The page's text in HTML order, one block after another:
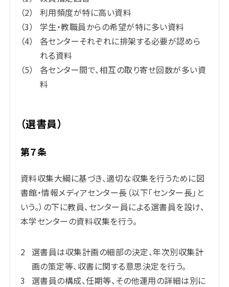
利用頻度が特に高い資料
学生・教職員からの希望が特に多い資料
各センターそれぞれに排架する必要が認めら
れる資料
各センター間で、相互の取り寄せ回数が多い資
料
（選書員）
第７条
資料収集大綱に基づき、適切な収集を行うために図
書館・情報メディアセンター長（以下「センター長」と
いう。）の下に教員、センター員による選書員を設け、
本学センターの資料収集を行う。
選書員は収集計画の細部の決定、年次別収集計
画の策定等、収書に関する意思決定を行う。
選書員の構成、任期等、その他運用の詳細は別に